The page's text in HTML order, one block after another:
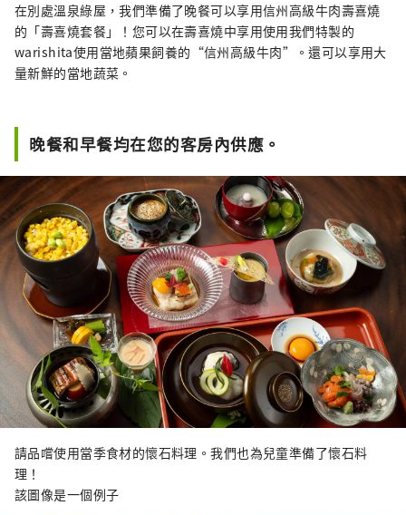
在別處溫泉綠屋，我們準備了晚餐可以享用信州高級牛肉壽喜燒
的「壽喜燒套餐」！您可以在壽喜燒中享用使用我們特製的
warishita使用當地蘋果飼養的“信州高級牛肉”。還可以享用大
量新鮮的當地蔬菜。
晚餐和早餐均在您的客房內供應。
請品嚐使用當季食材的懷石料理。我們也為兒童準備了懷石料
理！
該圖像是一個例子